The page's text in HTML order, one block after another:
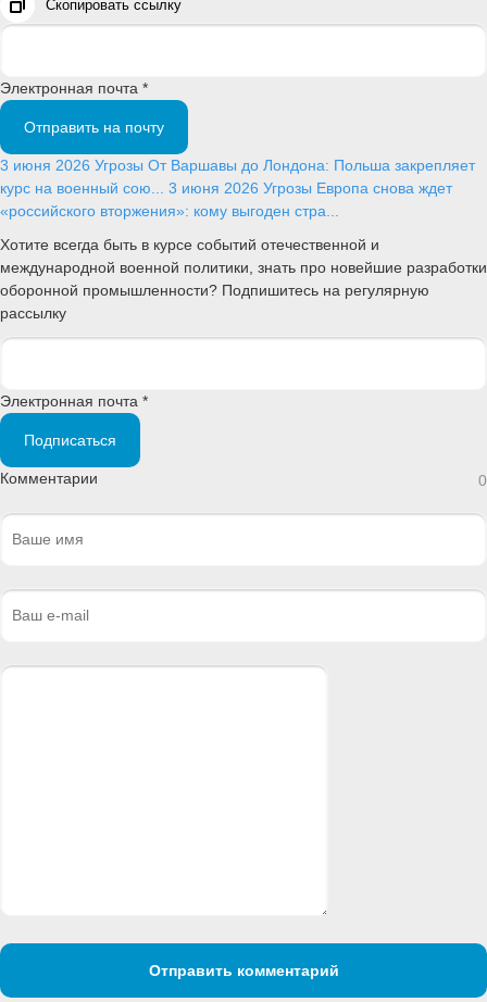
Скопировать ссылку
Электронная почта *
Отправить на почту
3 июня 2026 Угрозы От Варшавы до Лондона: Польша закрепляет
курс на военный сою... 3 июня 2026 Угрозы Европа снова ждет
«российского вторжения»: кому выгоден стра...
Хотите всегда быть в курсе событий отечественной и
международной военной политики, знать про новейшие разработки
оборонной промышленности? Подпишитесь на регулярную
рассылку
Электронная почта *
Подписаться
Комментарии 0
Отправить комментарий